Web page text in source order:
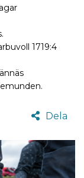
1719:4
Dela